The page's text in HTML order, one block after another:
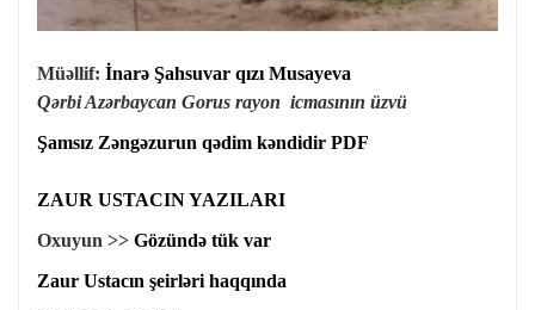
Müəllif: İnarə Şahsuvar qızı Musayeva
Qərbi Azərbaycan Gorus rayon icmasının üzvü
Şamsız Zəngəzurun qədim kəndidir PDF
ZAUR USTACIN YAZILARI
Oxuyun >> Gözündə tük var
Zaur Ustacın şeirləri haqqında